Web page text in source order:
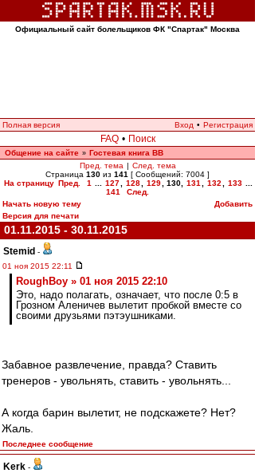
Официальный сайт болельщиков ФК "Спартак" Москва
Полная версия Вход • Регистрация
FAQ • Поиск
Общение на сайте » Гостевая книга ВВ
Пред. тема | След. тема
Страница 130 из 141 [ Сообщений: 7004 ]
На страницу Пред. 1 127 128 129 130, 131 132 133
141
След.
Начать новую тему
Добавить
Версия для печати
01.11.2015 - 30.11.2015
Stemid -
01 ноя 2015 22:11
RoughBoy » 01 ноя 2015 22:10
Это, надо полагать, означает, что после 0:5 в
Грозном Аленичев вылетит пробкой вместе со
своими друзьями пэтэушниками.
Забавное развлечение, правда? Ставить
тренеров - увольнять, ставить - увольнять...
А когда барин вылетит, не подскажете? Нет?
Жаль.
Последнее сообщение
Kerk -